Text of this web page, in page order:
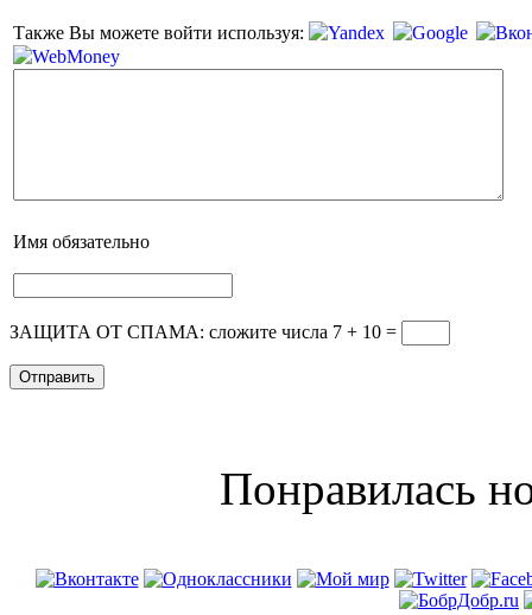
Также Вы можете войти используя:
Имя обязательно
ЗАЩИТА ОТ СПАМА: сложите числа 7 + 10 =
Понравилась